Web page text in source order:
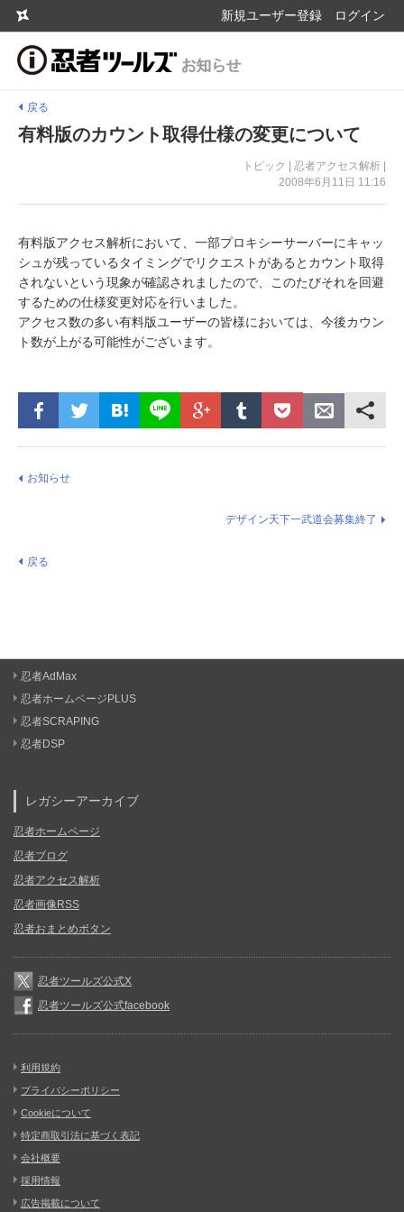
新規ユーザー登録 ログイン
戻る
有料版のカウント取得仕様の変更について
トピック | 忍者アクセス解析 |
2008年6月11日 11:16
有料版アクセス解析において、一部プロキシーサーバーにキャッ
シュが残っているタイミングでリクエストがあるとカウント取得
されないという現象が確認されましたので、このたびそれを回避
するための仕様変更対応を行いました。
アクセス数の多い有料版ユーザーの皆様においては、今後カウン
ト数が上がる可能性がございます。
お知らせ
デザイン天下一武道会募集終了
戻る
忍者AdMax
忍者ホームページPLUS
忍者SCRAPING
忍者DSP
レガシーアーカイブ
忍者ホームページ
忍者ブログ
忍者アクセス解析
忍者画像RSS
忍者おまとめボタン
忍者ツールズ公式X
忍者ツールズ公式facebook
利用規約
プライバシーポリシー
Cookieについて
特定商取引法に基づく表記
会社概要
採用情報
広告掲載について